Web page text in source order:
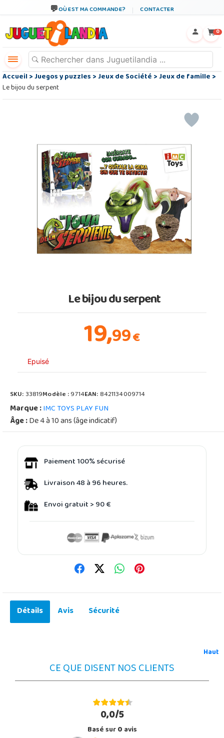
OÙ EST MA COMMANDE? CONTACTER
0
Accueil>Juegos y puzzles>Jeux de Société>Jeux de famille>
Le bijou du serpent
Le bijou du serpent
19,99€
Epuisé
SKU:33819Modèle :9714EAN:8421134009714
Marque :IMC TOYS PLAY FUN
Âge :De 4 à 10 ans (âge indicatif)
Paiement 100% sécurisé
Livraison 48 à 96 heures.
Envoi gratuit > 90 €
Détails Avis Sécurité
Haut
CE QUE DISENT NOS CLIENTS
0,0/5
Basé sur0avis